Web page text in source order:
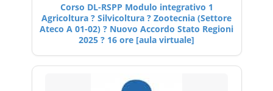
Corso DL-RSPP Modulo integrativo 1
Agricoltura ? Silvicoltura ? Zootecnia (Settore
Ateco A 01-02) ? Nuovo Accordo Stato Regioni
2025 ? 16 ore [aula virtuale]